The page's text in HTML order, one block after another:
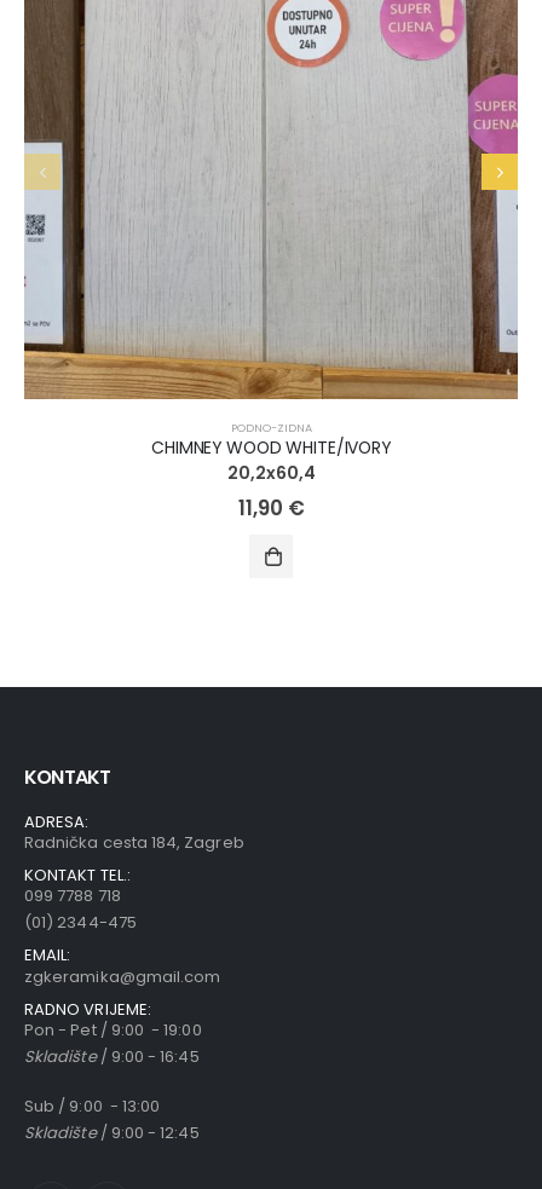
PODNO-ZIDNA
CHIMNEY WOOD WHITE/IVORY
20,2x60,4
11,90 €
KONTAKT
ADRESA:
Radnička cesta 184, Zagreb
KONTAKT TEL.:
099 7788 718
(01) 2344-475
EMAIL:
zgkeramika@gmail.com
RADNO VRIJEME:
Pon - Pet / 9:00 - 19:00
Skladište/ 9:00 - 16:45
Sub / 9:00 - 13:00
Skladište/ 9:00 - 12:45